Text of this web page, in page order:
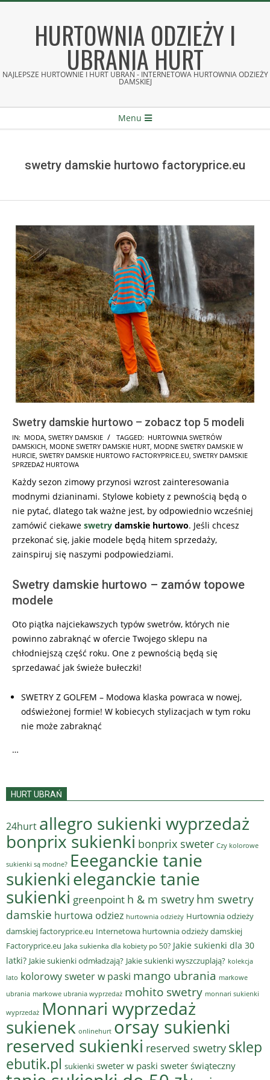
HURTOWNIA ODZIEŻY I
UBRANIA HURT
NAJLEPSZE HURTOWNIE I HURT UBRAŃ - INTERNETOWA HURTOWNIA ODZIEŻY
DAMSKIEJ
Menu
swetry damskie hurtowo factoryprice.eu
Swetry damskie hurtowo – zobacz top 5 modeli
2022-
12-
08
IN: MODA SWETRY DAMSKIE TAGGED: HURTOWNIA SWETRÓW
DAMSKICH MODNE SWETRY DAMSKIE HURT MODNE SWETRY DAMSKIE W
HURCIE SWETRY DAMSKIE HURTOWO FACTORYPRICE.EU SWETRY DAMSKIE
SPRZEDAŻ HURTOWA
Każdy sezon zimowy przynosi wzrost zainteresowania
modnymi dzianinami. Stylowe kobiety z pewnością będą o
nie pytać, dlatego tak ważne jest, by odpowiednio wcześniej
zamówić ciekawe swetry damskie hurtowo. Jeśli chcesz
przekonać się, jakie modele będą hitem sprzedaży,
zainspiruj się naszymi podpowiedziami.
Swetry damskie hurtowo – zamów topowe
modele
Oto piątka najciekawszych typów swetrów, których nie
powinno zabraknąć w ofercie Twojego sklepu na
chłodniejszą część roku. One z pewnością będą się
sprzedawać jak świeże bułeczki!
SWETRY Z GOLFEM – Modowa klaska powraca w nowej,
odświeżonej formie! W kobiecych stylizacjach w tym roku
nie może zabraknąć
…
HURT UBRAŃ
24hurt allegro sukienki wyprzedaż
bonprix sukienki bonprix sweter Czy kolorowe
sukienki są modne? Eeeganckie tanie
sukienkieleganckie tanie
sukienki greenpoint h & m swetry hm swetry
damskie hurtowa odziez hurtownia odzieży Hurtownia odzieży
damskiej factoryprice.eu Internetowa hurtownia odzieży damskiej
Factoryprice.eu Jaka sukienka dla kobiety po 50? Jakie sukienki dla 30
latki? Jakie sukienki odmładzają? Jakie sukienki wyszczuplają? kolekcja
lato kolorowy sweter w paski mango ubrania markowe
ubrania markowe ubrania wyprzedaż mohito swetry monnari sukienki
wyprzedaż Monnari wyprzedaż
sukienek onlinehurt orsay sukienki
reserved sukienki reserved swetry sklep
ebutik.pl sukienki sweter w paski sweter świąteczny